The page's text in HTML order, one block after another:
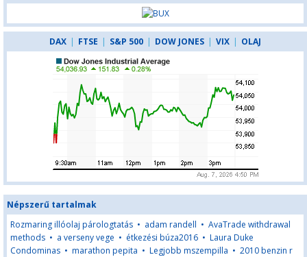
DAX | FTSE | S&P 500 | DOW JONES | VIX | OLAJ
Népszerű tartalmak
Rozmaring illóolaj párologtatás • adam randell • AvaTrade withdrawal
methods • a verseny vege • étkezési búza2016 • Laura Duke
Condominas • marathon pepita • Legjobb mszempilla • 2010 benzin r